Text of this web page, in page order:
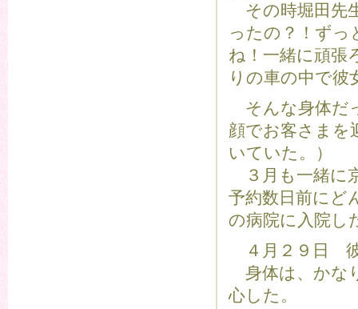
その時堀田先
ったの？！ず
ね！一緒に頑張
りの車の中で彼
そんな身体だ
顔でお客さまを
いていた。）
３月も一緒に
予約数日前にど
の病院に入院し
４月２９日 彼
身体は、かな
心した。